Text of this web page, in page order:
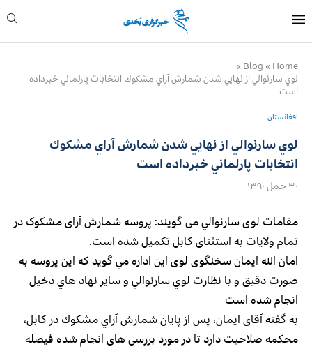
Home
»
Blog
»
لوي سارنوالي از نهايي شدن شمارش آراي مشكوك انتخابات پارلماني خبرداده
است
افغانستان
لوي سارنوالي از نهايي شدن شمارش آراي مشكوك
انتخابات پارلماني خبرداده است
۳۰ حمل ۱۳۹۰
مقامات لوی سارنوالي می گویند: پروسه شمارش آرای مشکوک در
تمام ولایات به استثنای کابل تکمیل شده است.
امان الله ایمان سخنگوی لوی اين اداره مي گويد كه اين پروسه به
صورت دقيق و با نظارت لوي سارنوالي و ساير نهاد هاي دخيل
انجام شده است
به گفته آقای ایمان، پس از پايان شمارش آراي مشكوك در کابل،
محکمه صلاحیت دارد تا در مورد بررسی های انجام شده فیصله